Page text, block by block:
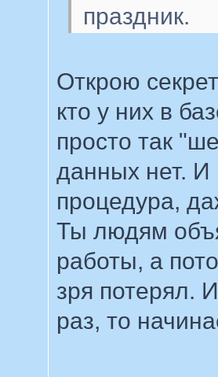
праздник.
Открою
кто у них в
просто так
данных нет. И
процедура,
Ты людям
работы, а
зря потерял.
раз, то